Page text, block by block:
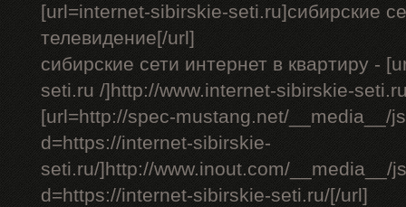
[url=internet-sibirskie-seti.ru]сибирские
телевидение[/url]
сибирские сети интернет в квартиру -
seti.ru /]http://www.internet-sibirskie-
[url=http://spec-mustang.net/__media__/
d=https://internet-sibirskie-
seti.ru/]http://www.inout.com/__media__/
d=https://internet-sibirskie-seti.ru/[/url]